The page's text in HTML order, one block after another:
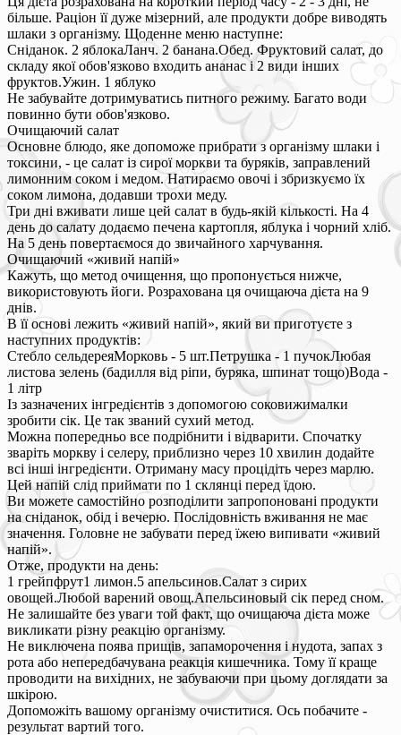
більше. Раціон її дуже мізерний, але продукти добре виводять
шлаки з організму. Щоденне меню наступне:
Сніданок. 2 яблокаЛанч. 2 банана.Обед. Фруктовий салат, до
складу якої обов'язково входить ананас і 2 види інших
фруктов.Ужин. 1 яблуко
Не забувайте дотримуватись питного режиму. Багато води
повинно бути обов'язково.
Очищаючий салат
Основне блюдо, яке допоможе прибрати з організму шлаки і
токсини, - це салат із сирої моркви та буряків, заправлений
лимонним соком і медом. Натираємо овочі і збризкуємо їх
соком лимона, додавши трохи меду.
Три дні вживати лише цей салат в будь-якій кількості. На 4
день до салату додаємо печена картопля, яблука і чорний хліб.
На 5 день повертаємося до звичайного харчування.
Очищаючий «живий напій»
Кажуть, що метод очищення, що пропонується нижче,
використовують йоги. Розрахована ця очищаюча дієта на 9
днів.
В її основі лежить «живий напій», який ви приготуєте з
наступних продуктів:
Стебло сельдереяМорковь - 5 шт.Петрушка - 1 пучокЛюбая
листова зелень (бадилля від ріпи, буряка, шпинат тощо)Вода -
1 літр
Із зазначених інгредієнтів з допомогою соковижималки
зробити сік. Це так званий сухий метод.
Можна попередньо все подрібнити і відварити. Спочатку
зваріть моркву і селеру, приблизно через 10 хвилин додайте
всі інші інгредієнти. Отриману масу процідіть через марлю.
Цей напій слід приймати по 1 склянці перед їдою.
Ви можете самостійно розподілити запропоновані продукти
на сніданок, обід і вечерю. Послідовність вживання не має
значення. Головне не забувати перед їжею випивати «живий
напій».
Отже, продукти на день:
1 грейпфрут1 лимон.5 апельсинов.Салат з сирих
овощей.Любой варений овощ.Апельсиновый сік перед сном.
Не залишайте без уваги той факт, що очищаюча дієта може
викликати різну реакцію організму.
Не виключена поява прищів, запаморочення і нудота, запах з
рота або непередбачувана реакція кишечника. Тому її краще
проводити на вихідних, не забуваючи при цьому доглядати за
шкірою.
Допоможіть вашому організму очиститися. Ось побачите -
результат вартий того.